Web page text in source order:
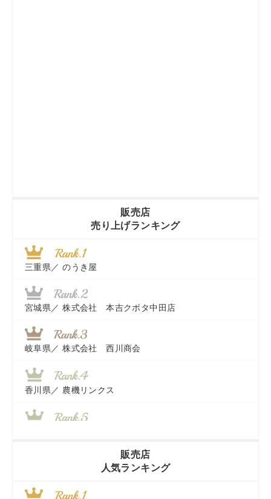
販売店
売り上げランキング
三重県／ のうき屋
宮城県／ 株式会社 本吉クボタ中田店
岐阜県／ 株式会社 西川商会
香川県／ 農機リンクス
近江商事合同会社：「茨城中古農建機販売」
販売店
人気ランキング